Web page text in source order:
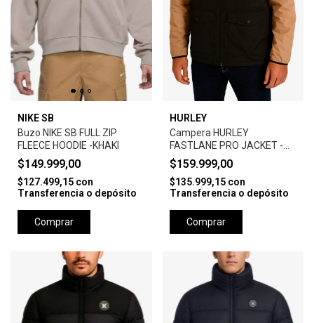
NIKE SB
Buzo NIKE SB FULL ZIP
FLEECE HOODIE -KHAKI
$149.999,00
$127.499,15 con
Transferencia o depósito
Comprar
HURLEY
Campera HURLEY
FASTLANE PRO JACKET -
CAMEL
$159.999,00
$135.999,15 con
Transferencia o depósito
Comprar